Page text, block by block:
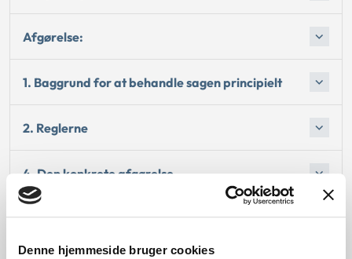
Denne hjemmeside bruger cookies
Afgørelse:
1. Baggrund for at behandle sagen principielt
2. Reglerne
4. Den konkrete afgørelse
Begrundelsen for afgørelsen